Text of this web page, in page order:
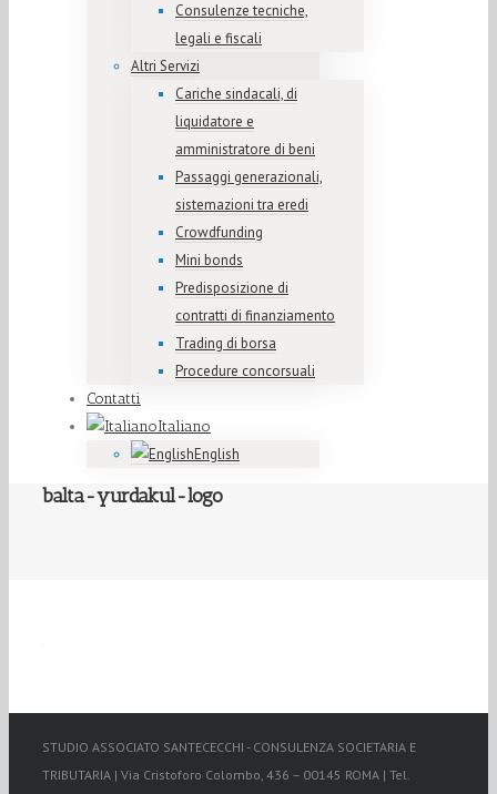
Consulenze tecniche,
legali e fiscali
Altri Servizi
Cariche sindacali, di
liquidatore e
amministratore di beni
Passaggi generazionali,
sistemazioni tra eredi
Crowdfunding
Mini bonds
Predisposizione di
contratti di finanziamento
Trading di borsa
Procedure concorsuali
Contatti
Italiano
English
balta-yurdakul-logo
STUDIO ASSOCIATO SANTECECCHI - CONSULENZA SOCIETARIA E
TRIBUTARIA | Via Cristoforo Colombo, 436 – 00145 ROMA | Tel.